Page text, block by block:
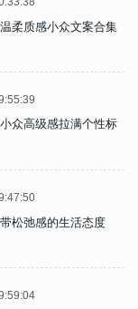
柔质感小众文案合集
众高级感拉满个性标
松弛感的生活态度